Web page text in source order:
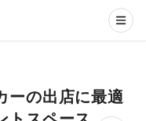
の出店に最適